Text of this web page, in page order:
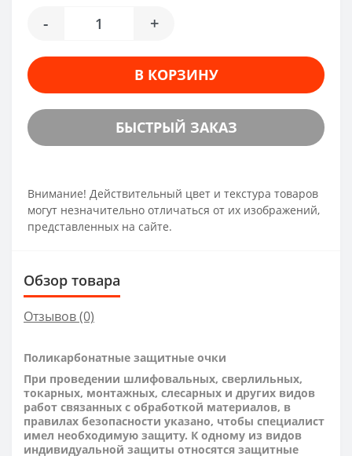
- +
В КОРЗИНУ
БЫСТРЫЙ ЗАКАЗ
Внимание! Действительный цвет и текстура товаров
могут незначительно отличаться от их изображений,
представленных на сайте.
Обзор товара
Отзывов (0)
Поликарбонатные защитные очки
При проведении шлифовальных, сверлильных,
токарных, монтажных, слесарных и других видов
работ связанных с обработкой материалов, в
правилах безопасности указано, чтобы специалист
имел необходимую защиту. К одному из видов
индивидуальной защиты относятся защитные